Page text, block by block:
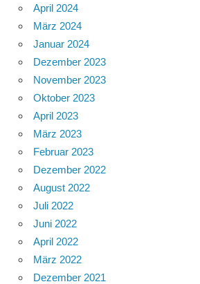
April 2024
März 2024
Januar 2024
Dezember 2023
November 2023
Oktober 2023
April 2023
März 2023
Februar 2023
Dezember 2022
August 2022
Juli 2022
Juni 2022
April 2022
März 2022
Dezember 2021